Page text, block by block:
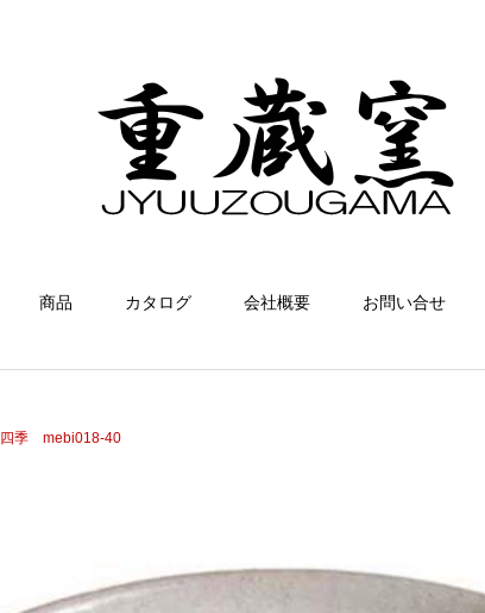
商品 カタログ 会社概要 お問い合せ
四季 mebi018-40